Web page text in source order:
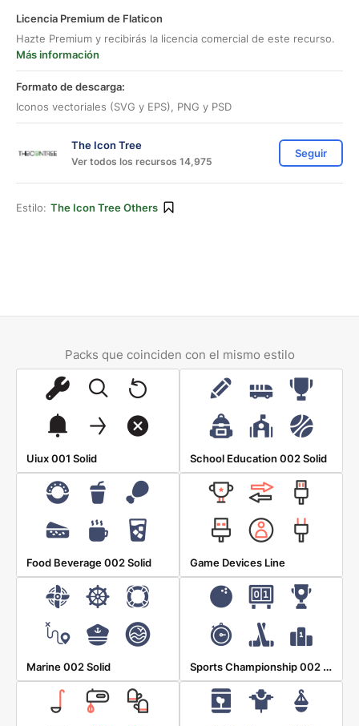
Licencia Premium de Flaticon
Hazte Premium y recibirás la licencia comercial de este recurso.
Más información
Formato de descarga:
Iconos vectoriales (SVG y EPS), PNG y PSD
The Icon Tree
Ver todos los recursos 14,975
Seguir
Estilo: The Icon Tree Others
Packs que coinciden con el mismo estilo
Uiux 001 Solid School Education 002 Solid
Food Beverage 002 Solid Game Devices Line
Marine 002 Solid Sports Championship 002 Solid